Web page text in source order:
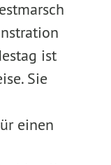
ist
Sie
einen